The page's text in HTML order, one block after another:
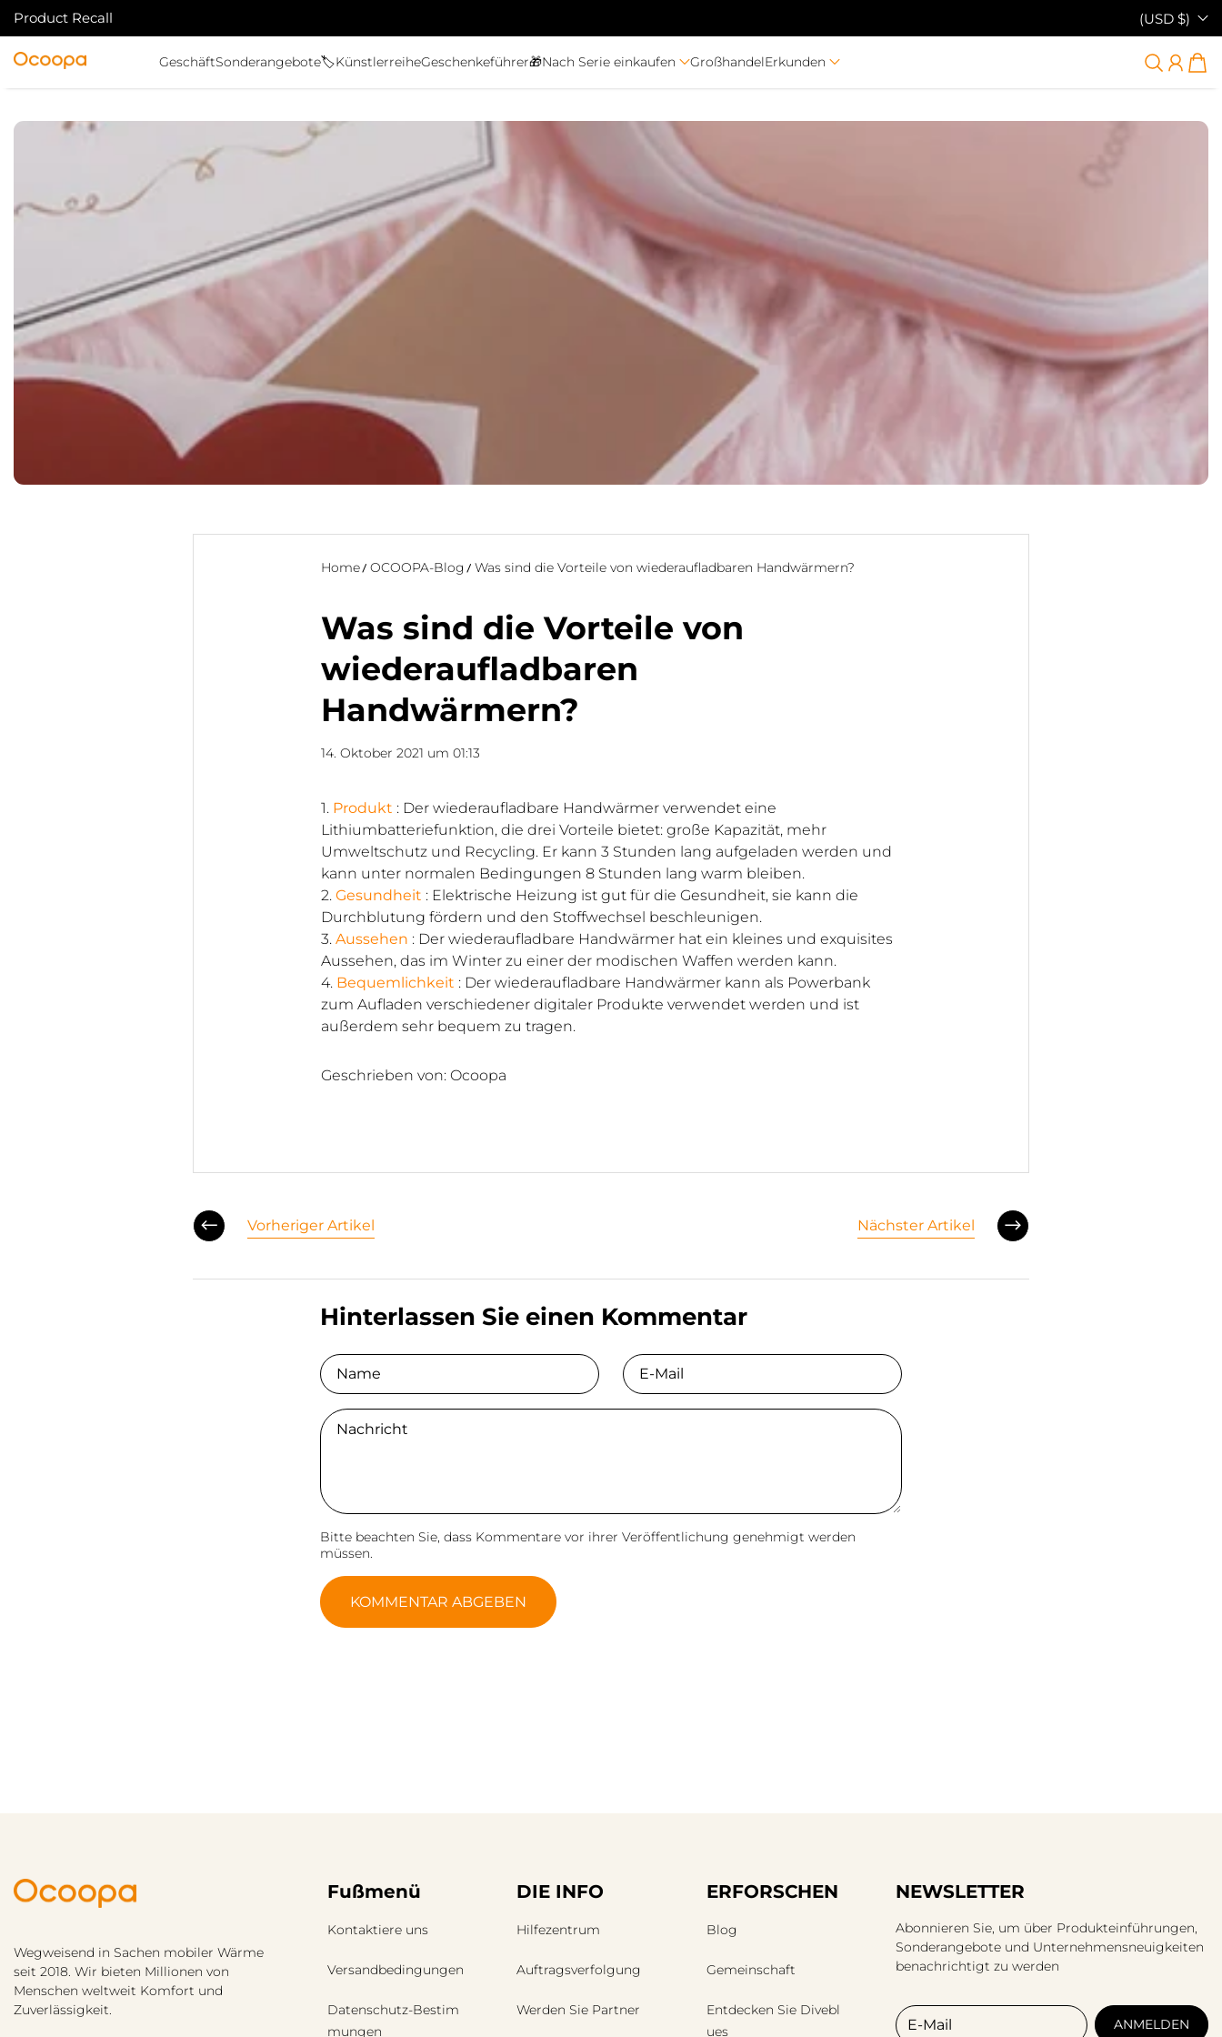
ZUM INHALT SPRINGEN
Product Recall (USD $)
Ocoopa GeschäftSonderangebote🏷️KünstlerreiheGeschenkeführer🎁Nach Serie einkaufen GroßhandelErkunden
Home OCOOPA-Blog Was sind die Vorteile von wiederaufladbaren Handwärmern?
Was sind die Vorteile von
wiederaufladbaren
Handwärmern?
14. Oktober 2021 um 01:13
1. Produkt : Der wiederaufladbare Handwärmer verwendet eine
Lithiumbatteriefunktion, die drei Vorteile bietet: große Kapazität, mehr
Umweltschutz und Recycling. Er kann 3 Stunden lang aufgeladen werden und
kann unter normalen Bedingungen 8 Stunden lang warm bleiben.
2. Gesundheit : Elektrische Heizung ist gut für die Gesundheit, sie kann die
Durchblutung fördern und den Stoffwechsel beschleunigen.
3. Aussehen : Der wiederaufladbare Handwärmer hat ein kleines und exquisites
Aussehen, das im Winter zu einer der modischen Waffen werden kann.
4. Bequemlichkeit : Der wiederaufladbare Handwärmer kann als Powerbank
zum Aufladen verschiedener digitaler Produkte verwendet werden und ist
außerdem sehr bequem zu tragen.
Geschrieben von: Ocoopa
Vorheriger Artikel Nächster Artikel
Hinterlassen Sie einen Kommentar
Name E-Mail
Comment
Bitte beachten Sie, dass Kommentare vor ihrer Veröffentlichung genehmigt werden
müssen.
KOMMENTAR ABGEBEN
Wegweisend in Sachen mobiler Wärme
seit 2018. Wir bieten Millionen von
Menschen weltweit Komfort und
Zuverlässigkeit.
Fußmenü
Kontaktiere uns
Versandbedingungen
Datenschutz-Bestim
mungen
DIE INFO
Hilfezentrum
Auftragsverfolgung
Werden Sie Partner
ERFORSCHEN
Blog
Gemeinschaft
Entdecken Sie Divebl
ues
NEWSLETTER
Abonnieren Sie, um über Produkteinführungen,
Sonderangebote und Unternehmensneuigkeiten
benachrichtigt zu werden
E-Mail
ANMELDEN